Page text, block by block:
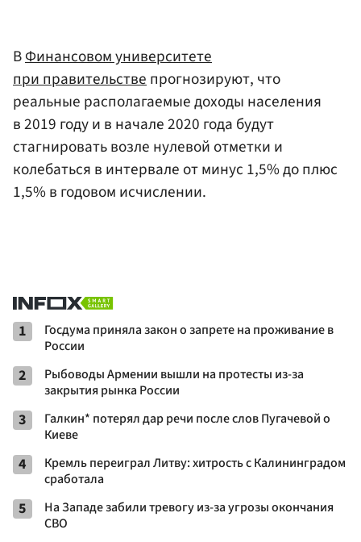
ВФинансовом университете
при правительствепрогнозируют, что
реальные располагаемые доходы населения
в 2019 году и в начале 2020 года будут
стагнировать возле нулевой отметки и
колебаться в интервале от минус 1,5% до плюс
1,5% в годовом исчислении.
1
Госдума приняла закон о запрете на проживание в
России
2
Рыбоводы Армении вышли на протесты из-за
закрытия рынка России
3
Галкин* потерял дар речи после слов Пугачевой о
Киеве
4
Кремль переиграл Литву: хитрость с Калининградом
сработала
5
На Западе забили тревогу из-за угрозы окончания
СВО